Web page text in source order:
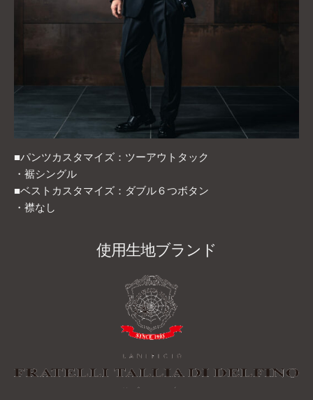
■パンツカスタマイズ：ツーアウトタック
・裾シングル
■ベストカスタマイズ：ダブル６つボタン
・襟なし
使用生地ブランド